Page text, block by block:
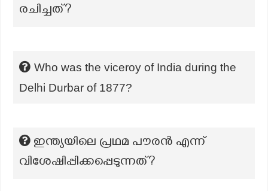
രചിച്ചത്?
Who was the viceroy of India during the
Delhi Durbar of 1877?
ഇന്ത്യയിലെ പ്രഥമ പൗരൻ എന്ന്
വിശേഷിപ്പിക്കപ്പെടുന്നത്?